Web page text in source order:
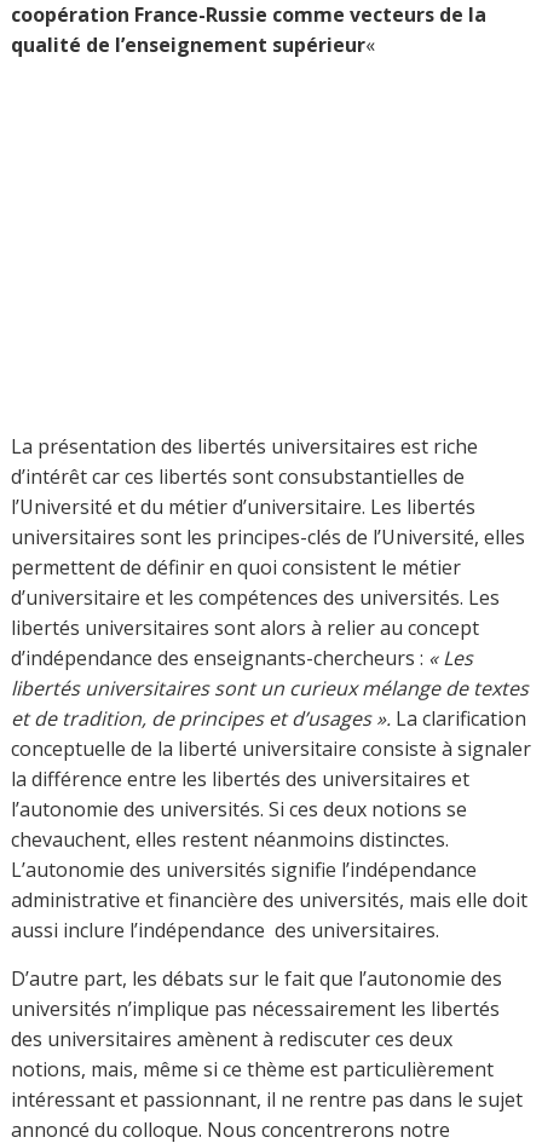
administrative et financière des universités, mais elle doit
aussi inclure l’indépendance des universitaires.
concerne la notion de « libertés académiques des
universitaires » qui constitue le cœur de préoccupation
de notre organisme que nous représentons dans ce
colloque.
Nous voudrions donc présenter le concept des libertés
universitaires de manière synthétique autant qu’il se
peut, étant entendu qu’on comprend les libertés
universitaires comme l’ensemble des droits et des
devoirs des universitaires quant à leur mission
spécifique : enseigner, rechercher/diffuser la
connaissance, s’exprimer. Ainsi on montrera comment et
pourquoi les libertés universitaires ont été conçues et
admises à niveau international via leur expression et
appartenance à des valeurs universelles (Autonomie,
Curiosité, Bienveillance, Paix …), de quelles façons elles
contribuent à la qualité de l’enseignement supérieur,
évènements drastiques de l’Humanité (guerres, régimes,
conflits, réformes, etc…) et comment notre ONG
contribue à leur promotion et à leur défense au niveau
international.
Cet article s’est inspiré des travaux de Guillaume Drago